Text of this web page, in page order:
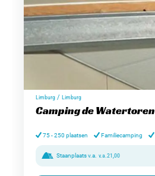
Limburg / Limburg
Camping de Watertoren
75 - 250 plaatsen Familiecamping
Staanplaats v.a. v.a.21,00